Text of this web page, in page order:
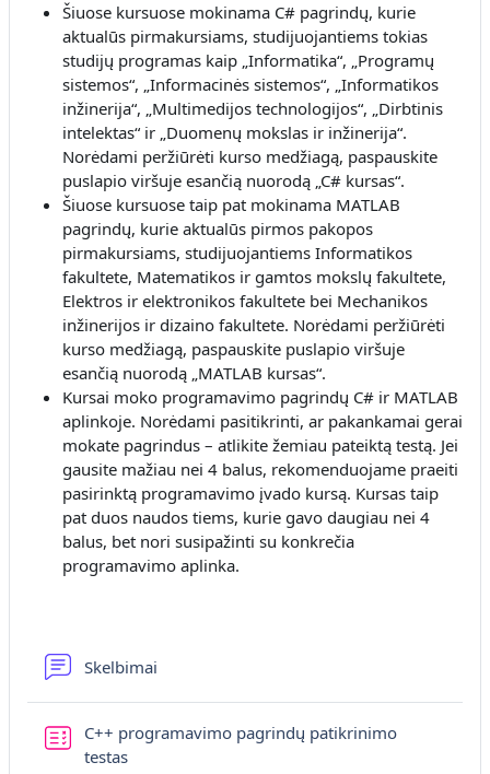
Šiuose kursuose mokinama C# pagrindų, kurie
aktualūs pirmakursiams, studijuojantiems tokias
studijų programas kaip „Informatika“, „Programų
sistemos“, „Informacinės sistemos“, „Informatikos
inžinerija“, „Multimedijos technologijos“, „Dirbtinis
intelektas“ ir „Duomenų mokslas ir inžinerija“.
Norėdami peržiūrėti kurso medžiagą, paspauskite
puslapio viršuje esančią nuorodą „C# kursas“.
Šiuose kursuose taip pat mokinama MATLAB
pagrindų, kurie aktualūs pirmos pakopos
pirmakursiams, studijuojantiems Informatikos
fakultete, Matematikos ir gamtos mokslų fakultete,
Elektros ir elektronikos fakultete bei Mechanikos
inžinerijos ir dizaino fakultete. Norėdami peržiūrėti
kurso medžiagą, paspauskite puslapio viršuje
esančią nuorodą „MATLAB kursas“.
Kursai moko programavimo pagrindų C# ir MATLAB
aplinkoje. Norėdami pasitikrinti, ar pakankamai gerai
mokate pagrindus – atlikite žemiau pateiktą testą. Jei
gausite mažiau nei 4 balus, rekomenduojame praeiti
pasirinktą programavimo įvado kursą. Kursas taip
pat duos naudos tiems, kurie gavo daugiau nei 4
balus, bet nori susipažinti su konkrečia
programavimo aplinka.
Skelbimai
C++ programavimo pagrindų patikrinimo
testas